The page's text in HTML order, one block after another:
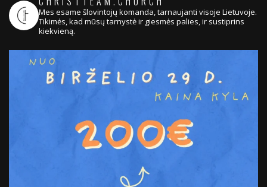
Mes esame šlovintojų komanda, tarnaujanti visoje Lietuvoje.
Tikimės, kad mūsų tarnystė ir giesmės palies, ir sustiprins
kiekvieną.